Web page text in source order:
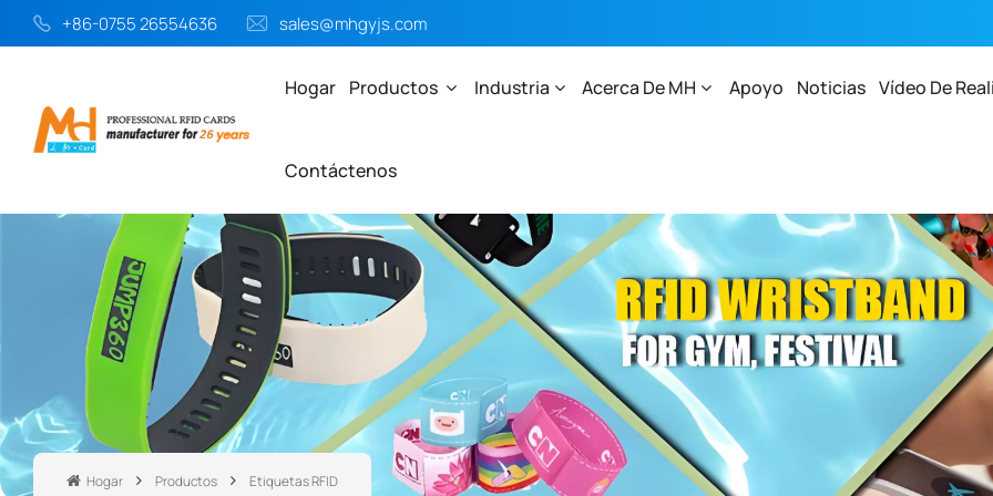
+86-0755 26554636 sales@mhgyjs.com
Hogar Productos Industria Acerca De MH Apoyo Noticias Vídeo De
Contáctenos
Hogar Productos Etiquetas RFID